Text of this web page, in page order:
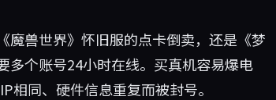
兽世界》怀旧服的点卡倒卖，还是《梦
多个账号24小时在线。买真机容易爆电
相同、硬件信息重复而被封号。